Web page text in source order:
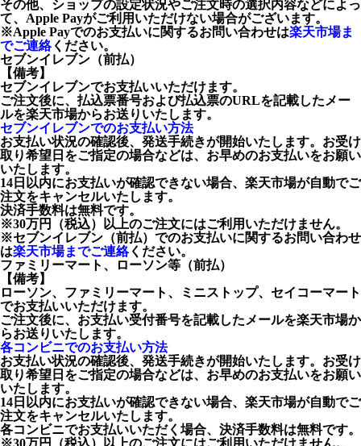
その他、ショップの設定状況やご注文時の選択内容などによっ
て、Apple Payがご利用いただけない場合がございます。
※Apple Payでのお支払いに関するお問い合わせは楽天市場ま
でご連絡ください。
セブンイレブン（前払）
【備考】
セブンイレブンでお支払いいただけます。
ご注文後に、払込票番号および払込票のURLを記載したメー
ルを楽天市場からお送りいたします。
セブンイレブンでのお支払い方法
お支払い状況の確認後、発送手続きが開始いたします。お受け
取り希望日をご指定の場合などは、お早めのお支払いをお願い
いたします。
14日以内にお支払いが確認できない場合、楽天市場が自動でご
注文をキャンセルいたします。
決済手数料は無料です。
※30万円（税込）以上のご注文にはご利用いただけません。
※セブンイレブン（前払）でのお支払いに関するお問い合わせ
は楽天市場までご連絡ください。
ファミリーマート、ローソン等（前払）
【備考】
ローソン、ファミリーマート、ミニストップ、セイコーマート
でお支払いいただけます。
ご注文後に、お支払い受付番号を記載したメールを楽天市場か
らお送りいたします。
各コンビニでのお支払い方法
お支払い状況の確認後、発送手続きが開始いたします。お受け
取り希望日をご指定の場合などは、お早めのお支払いをお願い
いたします。
14日以内にお支払いが確認できない場合、楽天市場が自動でご
注文をキャンセルいたします。
各コンビニでお支払いいただく場合、決済手数料は無料です。
※30万円（税込）以上のご注文にはご利用いただけません。